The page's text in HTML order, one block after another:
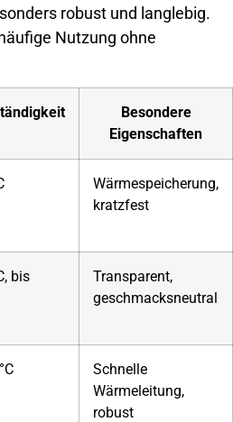
robust und langlebig.
Nutzung ohne
Besondere
Eigenschaften
Wärmespeicherung,
kratzfest
bis
Transparent,
geschmacksneutral
Schnelle
Wärmeleitung,
robust